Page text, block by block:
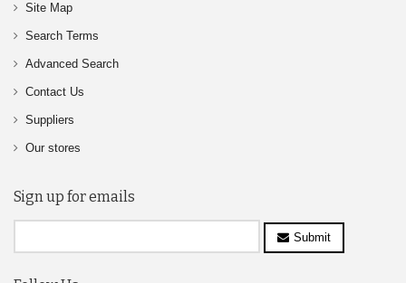
Site Map
Search Terms
Advanced Search
Contact Us
Suppliers
Our stores
Sign up for emails
Submit